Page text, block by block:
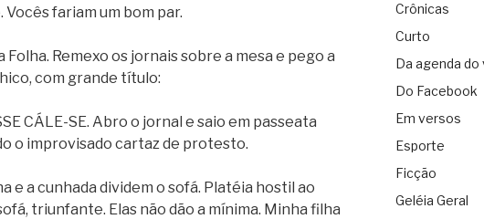
Vocês fariam um bom par.
Folha. Remexo os jornais sobre a mesa e pego a
com grande título:
CÁLE-SE. Abro o jornal e saio em passeata
o improvisado cartaz de protesto.
e a cunhada dividem o sofá. Platéia hostil ao
triunfante. Elas não dão a mínima. Minha filha
Crônicas
Curto
Da agenda do
Do Facebook
Em versos
Esporte
Ficção
Geléia Geral